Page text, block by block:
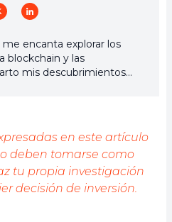
encanta explorar los
blockchain y las
mis descubrimientos
y creo firmemente que
que puede hacer esto
en este artículo
deben tomarse como
tu propia investigación
decisión de inversión.